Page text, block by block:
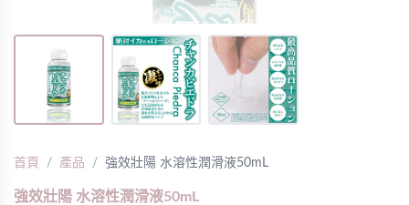
首頁 產品 強效壯陽 水溶性潤滑液50mL
強效壯陽 水溶性潤滑液50mL